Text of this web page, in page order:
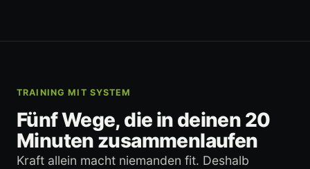
TRAINING MIT SYSTEM
Fünf Wege, die in deinen 20
Minuten zusammenlaufen
Kraft allein macht niemanden fit. Deshalb